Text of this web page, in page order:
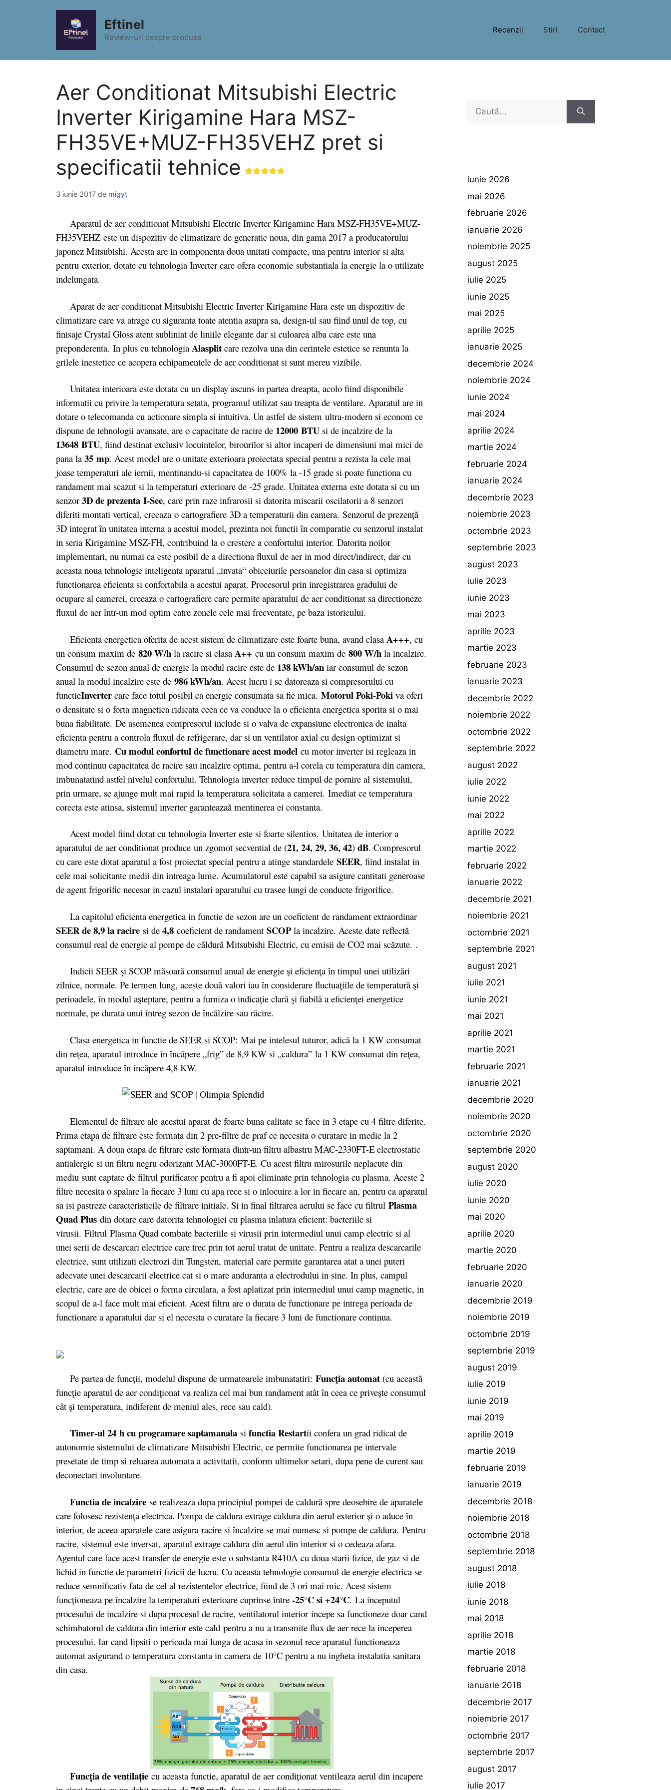
Eftinel
Review-uri despre produse
Recenzii Stiri Contact
Aer Conditionat Mitsubishi Electric
Inverter Kirigamine Hara MSZ-
FH35VE+MUZ-FH35VEHZ pret si
specificatii tehnice
3 iunie 2017 de migyt
Aparatul de aer conditionat Mitsubishi Electric Inverter Kirigamine Hara MSZ-FH35VE+MUZ-
FH35VEHZ este un dispozitiv de climatizare de generatie noua, din gama 2017 a producatorului
japonez Mitsubishi. Acesta are in componenta doua unitati compacte, una pentru interior si alta
pentru exterior, dotate cu tehnologia Inverter care ofera economie substantiala la energie la o utilizate
indelungata.
Aparat de aer conditionat Mitsubishi Electric Inverter Kirigamine Hara este un dispozitiv de
climatizare care va atrage cu siguranta toate atentia asupra sa, design-ul sau fiind unul de top, cu
finisaje Crystal Gloss atent subliniat de liniile elegante dar si culoarea alba care este una
preponderenta. In plus cu tehnologia Alasplit care rezolva una din cerintele estetice se renunta la
grilele inestetice ce acopera echipamentele de aer conditionat si sunt mereu vizibile.
Unitatea interioara este dotata cu un display ascuns in partea dreapta, acolo fiind disponibile
informatii cu privire la temperatura setata, programul utilizat sau treapta de ventilare. Aparatul are in
dotare o telecomanda cu actionare simpla si intuitiva. Un astfel de sistem ultra-modern si econom ce
dispune de tehnologii avansate, are o capacitate de racire de 12000 BTU si de incalzire de la
13648 BTU, fiind destinat exclusiv locuintelor, birourilor si altor incaperi de dimensiuni mai mici de
pana la 35 mp. Acest model are o unitate exterioara proiectata special pentru a rezista la cele mai
joase temperaturi ale iernii, mentinandu-si capacitatea de 100% la -15 grade si poate functiona cu
randament mai scazut si la temperaturi exterioare de -25 grade. Unitatea externa este dotata si cu un
senzor 3Dde prezenta I-See, care prin raze infrarosii si datorita miscarii oscilatorii a 8 senzori
diferiti montati vertical, creeaza o cartografiere 3D a temperaturii din camera. Senzorul de prezență
3D integrat în unitatea interna a acestui model, prezinta noi functii în comparatie cu senzorul instalat
in seria Kirigamine MSZ-FH, contribuind la o crestere a confortului interior. Datorita noilor
implementari, nu numai ca este posibil de a directiona fluxul de aer in mod direct/indirect, dar cu
aceasta noua tehnologie inteligenta aparatul „invata“ obiceiurile persoanelor din casa si optimiza
functionarea eficienta si confortabila a acestui aparat. Procesorul prin inregistrarea gradului de
ocupare al camerei, creeaza o cartografiere care permite aparatului de aer conditionat sa directioneze
fluxul de aer într-un mod optim catre zonele cele mai frecventate, pe baza istoricului.
Eficienta energetica oferita de acest sistem de climatizare este foarte buna, avand clasa A+++, cu
un consum maxim de 820 W/h la racire si clasa A++ cu un consum maxim de 800 W/h la incalzire.
Consumul de sezon anual de energie la modul racire este de 138 kWh/an iar consumul de sezon
anual la modul incalzire este de 986 kWh/an. Acest lucru i se datoreaza si compresorului cu
functieInverter care face totul posibil ca energie consumata sa fie mica. Motorul Poki-Poki va oferi
o densitate si o forta magnetica ridicata ceea ce va conduce la o eficienta energetica sporita si o mai
buna fiabilitate. De asemenea compresorul include si o valva de expansiune electronica de inalta
eficienta pentru a controla fluxul de refrigerare, dar si un ventilator axial cu design optimizat si
diametru mare. Cu modul confortul de functionare acest model cu motor inverter isi regleaza in
mod continuu capacitatea de racire sau incalzire optima, pentru a-l corela cu temperatura din camera,
imbunatatind astfel nivelul confortului. Tehnologia inverter reduce timpul de pornire al sistemului,
prin urmare, se ajunge mult mai rapid la temperatura solicitata a camerei. Imediat ce temperatura
corecta este atinsa, sistemul inverter garanteazaă mentinerea ei constanta.
Acest model fiind dotat cu tehnologia Inverter este si foarte silentios. Unitatea de interior a
aparatului de aer conditionat produce un zgomot secvential de (21, 24, 29, 36, 42) dB. Compresorul
cu care este dotat aparatul a fost proiectat special pentru a atinge standardele SEER, fiind instalat in
cele mai solicitante medii din intreaga lume. Acumulatorul este capabil sa asigure cantitati generoase
de agent frigorific necesar in cazul instalari aparatului cu trasee lungi de conducte frigorifice.
La capitolul eficienta energetica in functie de sezon are un coeficient de randament extraordinar
SEER de 8,9 la racire si de 4,8 coeficient de randament SCOPla incalzire. Aceste date reflectă
consumul real de energie al pompe de căldură Mitsubishi Electric, cu emisii de CO2 mai scăzute. .
Indicii SEER şi SCOP măsoară consumul anual de energie şi eficienţa în timpul unei utilizări
zilnice, normale. Pe termen lung, aceste două valori iau în considerare fluctuaţiile de temperatură şi
perioadele, în modul aşteptare, pentru a furniza o indicaţie clară şi fiabilă a eficienţei energetice
normale, pe durata unui întreg sezon de încălzire sau răcire.
Clasa energetica in functie de SEER si SCOP: Mai pe intelesul tuturor, adică la 1 KW consumat
din reţea, aparatul introduce în încăpere „frig” de 8,9 KW si „caldura” la 1 KW consumat din reţea,
aparatul introduce în încăpere 4,8 KW.
Elementul de filtrare ale acestui aparat de foarte buna calitate se face in 3 etape cu 4 filtre diferite.
Prima etapa de filtrare este formata din 2 pre-filtre de praf ce necesita o curatare in medie la 2
saptamani. A doua etapa de filtrare este formata dintr-un filtru albastru MAC-2330FT-E electrostatic
antialergic si un filtru negru odorizant MAC-3000FT-E. Cu acest filtru mirosurile neplacute din
mediu sunt captate de filtrul purificator pentru a fi apoi eliminate prin tehnologia cu plasma. Aceste 2
filtre necesita o spalare la fiecare 3 luni cu apa rece si o inlocuire a lor in fiecare an, pentru ca aparatul
sa isi pastreze caracteristicile de filtrare initiale. Si in final filtrarea aerului se face cu filtrul Plasma
Quad Plus din dotare care datorita tehnologiei cu plasma inlatura eficient: bacteriile si
virusii. Filtrul Plasma Quad combate bacteriile si virusii prin intermediul unui camp electric si al
unei serii de descarcari electrice care trec prin tot aerul tratat de unitate. Pentru a realiza descarcarile
electrice, sunt utilizati electrozi din Tungsten, material care permite garantarea atat a unei puteri
adecvate unei descarcarii electrice cat si o mare anduranta a electrodului in sine. In plus, campul
electric, care are de obicei o forma circulara, a fost aplatizat prin intermediul unui camp magnetic, in
scopul de a-l face mult mai eficient. Acest filtru are o durata de functionare pe intrega perioada de
functionare a aparatului dar si el necesita o curatare la fiecare 3 luni de functionare continua.
Pe partea de funcții, modelul dispune de urmatoarele imbunatatiri: Funcţia automat (cu această
funcţie aparatul de aer condiţionat va realiza cel mai bun randament atât în ceea ce priveşte consumul
cât şi temperatura, indiferent de meniul ales, rece sau cald).
Timer-ul 24 h cu programare saptamanala si functia Restartii confera un grad ridicat de
autonomie sistemului de climatizare Mitsubishi Electric, ce permite functionarea pe intervale
presetate de timp si reluarea automata a activitatii, conform ultimelor setari, dupa pene de curent sau
deconectari involuntare.
Functia de incalzire se realizeaza dupa principiul pompei de caldură spre deosebire de aparatele
care folosesc rezistenţa electrica. Pompa de caldura extrage caldura din aerul exterior şi o aduce în
interior, de aceea aparatele care asigura racire si încalzire se mai numesc si pompe de caldura. Pentru
racire, sistemul este inversat, aparatul extrage caldura din aerul din interior si o cedeaza afara.
Agentul care face acest transfer de energie este o substanta R410A cu doua starii fizice, de gaz si de
lichid in functie de parametri fizicii de lucru. Cu aceasta tehnologie consumul de energie electrica se
reduce semnificativ fata de cel al rezistentelor electrice, fiind de 3 ori mai mic. Acest sistem
funcționeaza pe încalzire la temperaturi exterioare cuprinse între -25°C si +24°C. La inceputul
procesului de incalzire si dupa procesul de racire, ventilatorul interior incepe sa functioneze doar cand
schimbatorul de caldura din interior este cald pentru a nu a transmite flux de aer rece la inceperea
procesului. Iar cand lipsiti o perioada mai lunga de acasa in sezonul rece aparatul functioneaza
automat asigurand o temperatura constanta in camera de 10°C pentru a nu ingheta instalatia sanitara
din casa.
Funcţia de ventilaţie cu aceasta functie, aparatul de aer condiţionat ventileaza aerul din incapere
Caută
iunie 2026
mai 2026
februarie 2026
ianuarie 2026
noiembrie 2025
august 2025
iulie 2025
iunie 2025
mai 2025
aprilie 2025
ianuarie 2025
decembrie 2024
noiembrie 2024
iunie 2024
mai 2024
aprilie 2024
martie 2024
februarie 2024
ianuarie 2024
decembrie 2023
noiembrie 2023
octombrie 2023
septembrie 2023
august 2023
iulie 2023
iunie 2023
mai 2023
aprilie 2023
martie 2023
februarie 2023
ianuarie 2023
decembrie 2022
noiembrie 2022
octombrie 2022
septembrie 2022
august 2022
iulie 2022
iunie 2022
mai 2022
aprilie 2022
martie 2022
februarie 2022
ianuarie 2022
decembrie 2021
noiembrie 2021
octombrie 2021
septembrie 2021
august 2021
iulie 2021
iunie 2021
mai 2021
aprilie 2021
martie 2021
februarie 2021
ianuarie 2021
decembrie 2020
noiembrie 2020
octombrie 2020
septembrie 2020
august 2020
iulie 2020
iunie 2020
mai 2020
aprilie 2020
martie 2020
februarie 2020
ianuarie 2020
decembrie 2019
noiembrie 2019
octombrie 2019
septembrie 2019
august 2019
iulie 2019
iunie 2019
mai 2019
aprilie 2019
martie 2019
februarie 2019
ianuarie 2019
decembrie 2018
noiembrie 2018
octombrie 2018
septembrie 2018
august 2018
iulie 2018
iunie 2018
mai 2018
aprilie 2018
martie 2018
februarie 2018
ianuarie 2018
decembrie 2017
noiembrie 2017
octombrie 2017
septembrie 2017
august 2017
iulie 2017